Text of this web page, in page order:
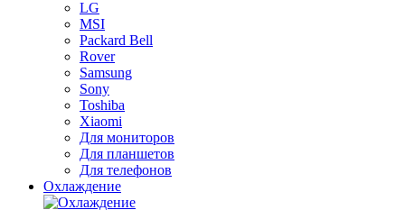
LG
MSI
Packard Bell
Rover
Samsung
Sony
Toshiba
Xiaomi
Для мониторов
Для планшетов
Для телефонов
Охлаждение